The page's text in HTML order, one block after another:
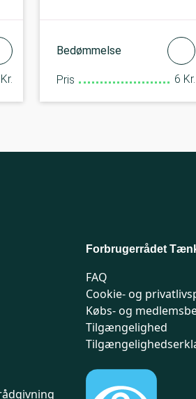
Bedømmelse
Pris 6 Kr.
Forbrugerrådet
FAQ
Cookie- og
Købs- og
Tilgængelighed